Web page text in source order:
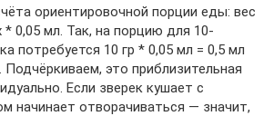
ориентировочной порции еды: вес
* 0,05 мл. Так, на порцию для 10-
потребуется 10 гр * 0,05 мл = 0,5 мл
это приблизительная
Если зверек кушает с
начинает отворачиваться — значит,